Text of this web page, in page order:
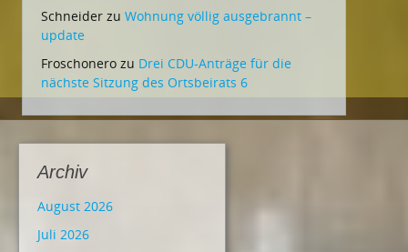
Schneider zu Wohnung völlig ausgebrannt –
update
Froschonero zu Drei CDU-Anträge für die
nächste Sitzung des Ortsbeirats 6
Archiv
August 2026
Juli 2026